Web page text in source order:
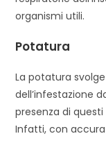
organismi utili.
Potatura
La potatura
dell’infestazione
presenza di
Infatti, con